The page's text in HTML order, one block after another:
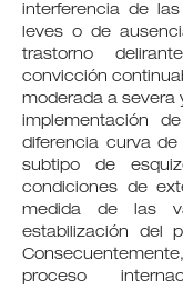
interferencia de
leves o de
trastorno
convicción
moderada a severa
implementación
diferencia curva
subtipo de
condiciones de
medida de las
estabilización del
proceso